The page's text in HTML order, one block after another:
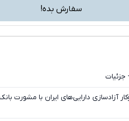
فیسبوک
سفارش بده!
آزادسازی دارایی‌های ایران با مشورت